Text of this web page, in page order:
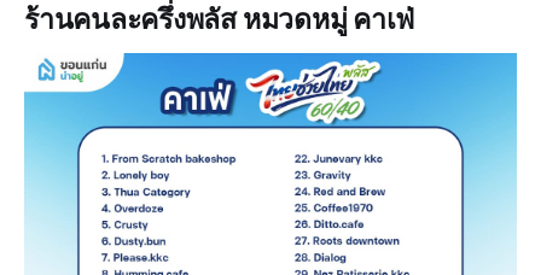
ร้านคนละครึ่งพลัส หมวดหมู่ คาเฟ่